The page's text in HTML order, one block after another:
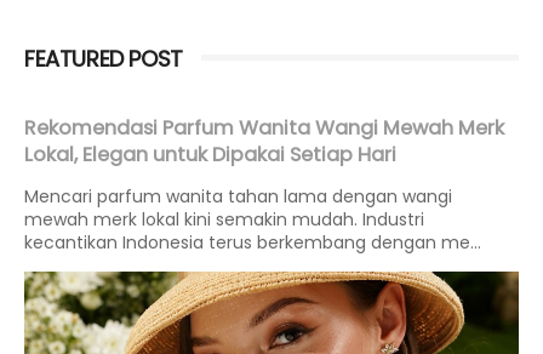
FEATURED POST
Rekomendasi Parfum Wanita Wangi Mewah Merk
Lokal, Elegan untuk Dipakai Setiap Hari
Mencari parfum wanita tahan lama dengan wangi
mewah merk lokal kini semakin mudah. Industri
kecantikan Indonesia terus berkembang dengan me...